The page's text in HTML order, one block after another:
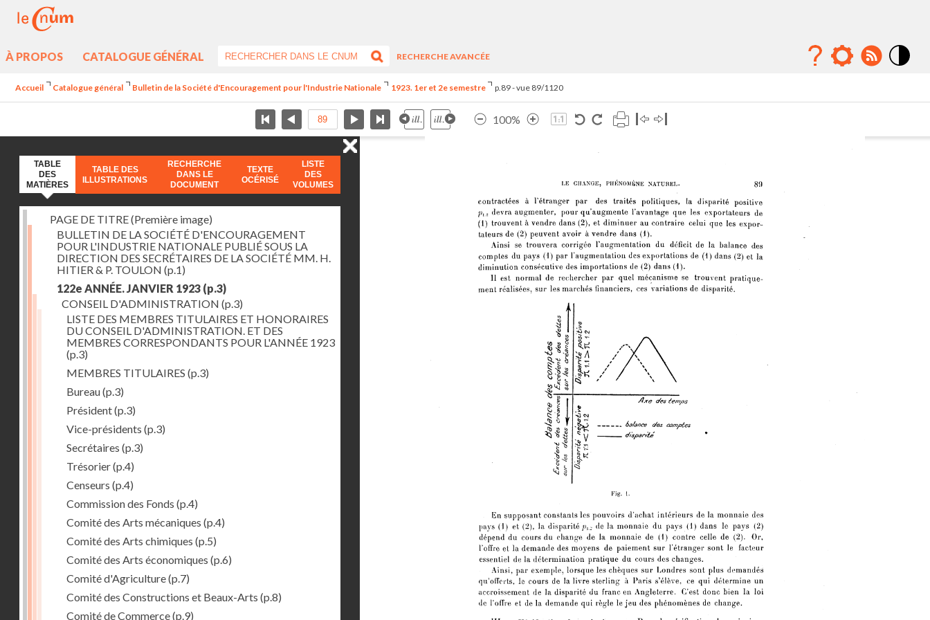
À PROPOS CATALOGUE GÉNÉRAL
RECHERCHE AVANCÉE
Accueil Catalogue général Bulletin de la Société d'Encouragement pour l'Industrie Nationale 1923. 1er et 2e semestre p.89 - vue 89/1120
100%
TABLE
DES
MATIÈRES
TABLE DES
ILLUSTRATIONS
RECHERCHE
DANS LE
DOCUMENT
TEXTE
OCÉRISÉ
LISTE
DES
VOLUMES
PAGE DE TITRE (Première image)
BULLETIN DE LA SOCIÉTÉ D'ENCOURAGEMENT
POUR L'INDUSTRIE NATIONALE PUBLIÉ SOUS LA
DIRECTION DES SECRÉTAIRES DE LA SOCIÉTÉ MM. H.
HITIER & P. TOULON (p.1)
122e ANNÉE. JANVIER 1923 (p.3)
CONSEIL D'ADMINISTRATION (p.3)
LISTE DES MEMBRES TITULAIRES ET HONORAIRES
DU CONSEIL D'ADMINISTRATION. ET DES
MEMBRES CORRESPONDANTS POUR L'ANNÉE 1923
(p.3)
MEMBRES TITULAIRES (p.3)
Bureau(p.3)
Président(p.3)
Vice-présidents (p.3)
Secrétaires (p.3)
Trésorier(p.4)
Censeurs (p.4)
Commission des Fonds (p.4)
Comité des Arts mécaniques (p.4)
Comité des Arts chimiques (p.5)
Comité des Arts économiques (p.6)
Comité d'Agriculture(p.7)
Comité des Constructions et Beaux-Arts (p.8)
Comité de Commerce(p.9)